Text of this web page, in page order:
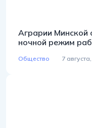
Аграрии Минской
ночной режим
Общество 7